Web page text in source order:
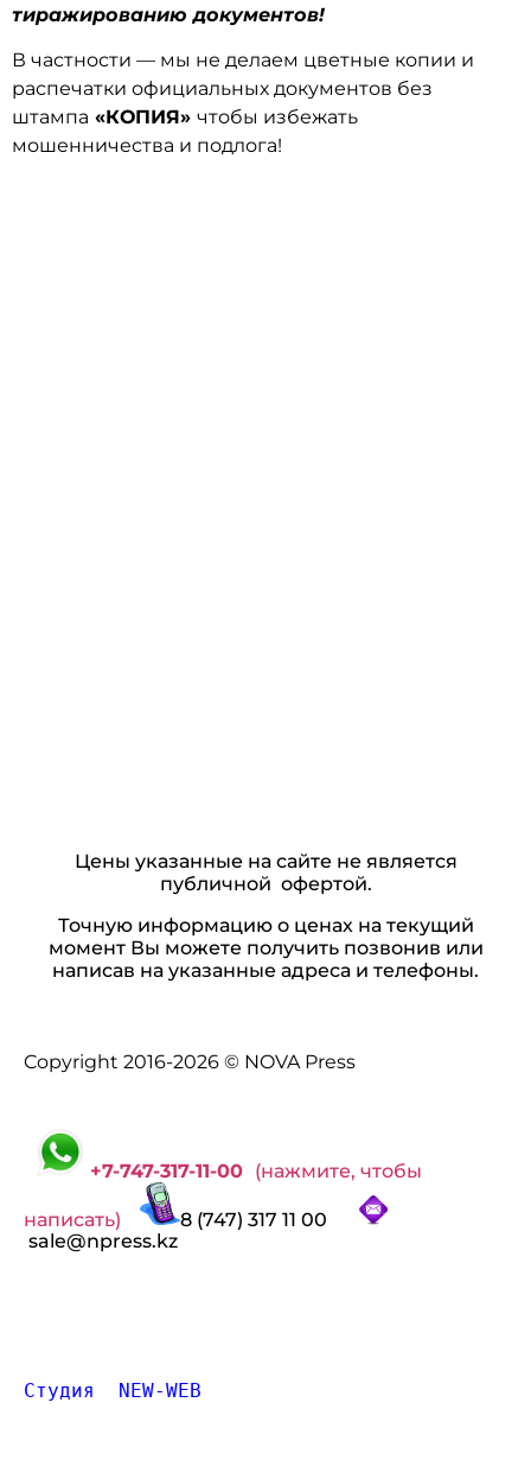
тиражированию документов!
В частности — мы не делаем цветные копии и
распечатки официальных документов без
штампа «КОПИЯ» чтобы избежать
мошенничества и подлога!
Цены указанные на сайте не является
публичной офертой.
Точную информацию о ценах на текущий
момент Вы можете получить позвонив или
написав на указанные адреса и телефоны.
Copyright 2016-2026 © NOVA Press
+7-747-317-11-00 (нажмите, чтобы
написать)
8 (747) 317 11 00
sale@npress.kz
Студия  NEW-WEB